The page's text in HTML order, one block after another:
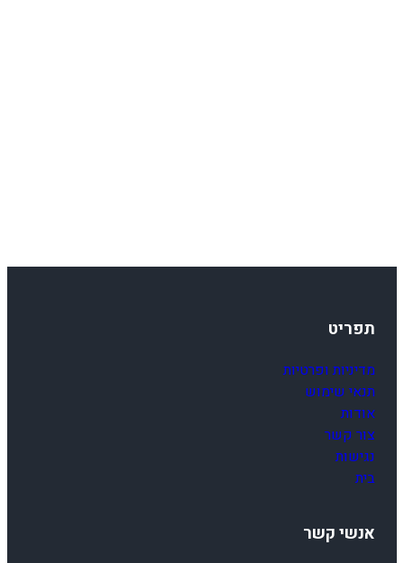
תפריט
מדיניות ופרטיות
תנאי שימוש
אודות
צור קשר
נגישות
בית
אנשי קשר